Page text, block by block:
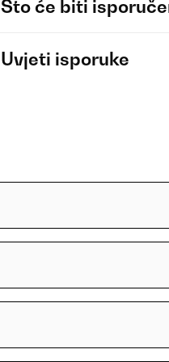
Što će biti
Uvjeti isporuke